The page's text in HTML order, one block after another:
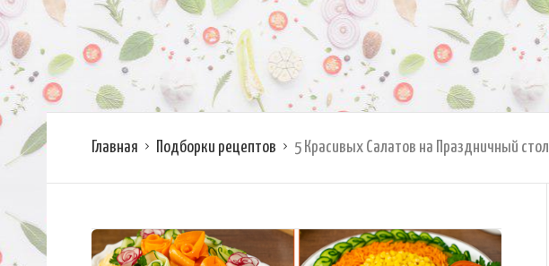
Главная Подборки рецептов 5 Красивых Салатов на Праздничный стол